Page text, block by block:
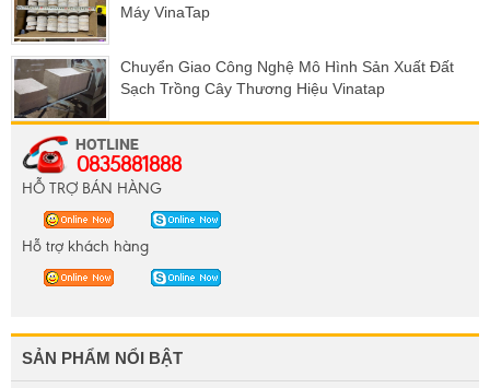
Máy VinaTap
Chuyển Giao Công Nghệ Mô Hình Sản Xuất Đất
Sạch Trồng Cây Thương Hiệu Vinatap
0835881888
HỖ TRỢ BÁN HÀNG
Hỗ trợ khách hàng
SẢN PHẨM NỔI BẬT